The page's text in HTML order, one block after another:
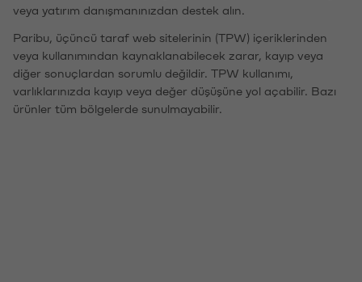
veya yatırım danışmanınızdan destek alın.
Paribu, üçüncü taraf web sitelerinin (TPW) içeriklerinden
veya kullanımından kaynaklanabilecek zarar, kayıp veya
diğer sonuçlardan sorumlu değildir. TPW kullanımı,
varlıklarınızda kayıp veya değer düşüşüne yol açabilir. Bazı
ürünler tüm bölgelerde sunulmayabilir.